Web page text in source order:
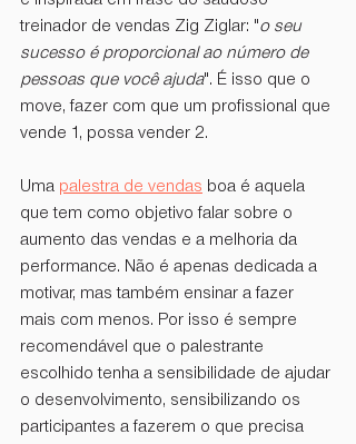
treinador de vendas Zig Ziglar: "o seu
sucesso é proporcional ao número de
pessoas que você ajuda". É isso que o
move, fazer com que um profissional que
vende 1, possa vender 2.
Uma palestra de vendas boa é aquela
que tem como objetivo falar sobre o
aumento das vendas e a melhoria da
performance. Não é apenas dedicada a
motivar, mas também ensinar a fazer
mais com menos. Por isso é sempre
recomendável que o palestrante
escolhido tenha a sensibilidade de ajudar
o desenvolvimento, sensibilizando os
participantes a fazerem o que precisa